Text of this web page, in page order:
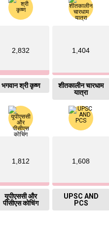
2,832
भगवान श्री कृष्ण
1,404
शीतकालीन चारधाम
यात्रा
1,812
यूपीएससी और
पीसीएस कोचिंग
1,608
UPSC AND
PCS